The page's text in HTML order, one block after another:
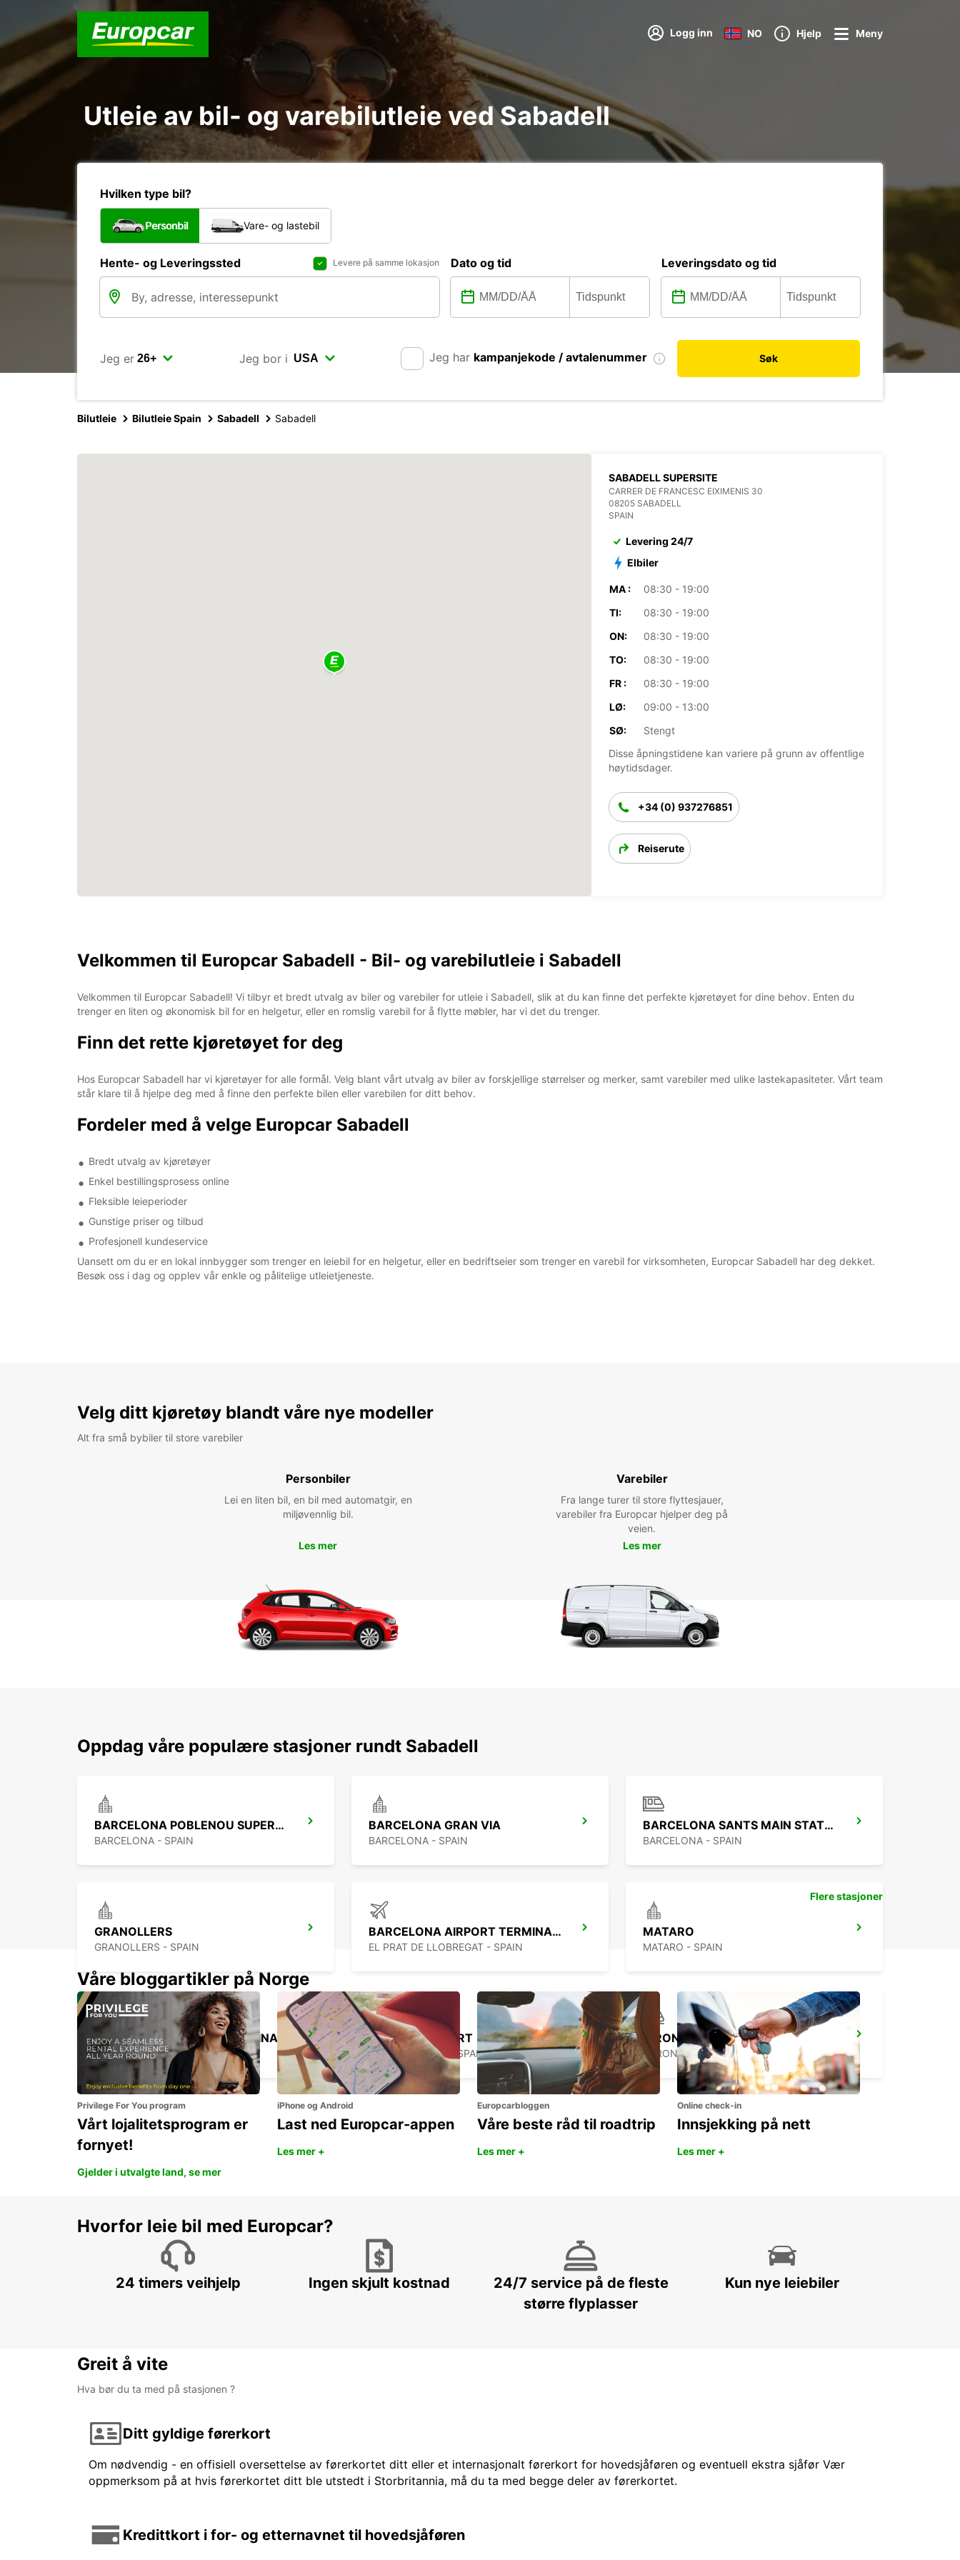
Logg inn NO Hjelp Meny
Utleie av bil- og varebilutleie ved Sabadell
Hvilken type bil?
Personbil Vare- og lastebil
Hente- og Leveringssted Levere på samme lokasjon Dato og tid Leveringsdato og tid
Jeg er Jeg bor i Jeg har kampanjekode / avtalenummer Søk
Bilutleie Bilutleie Spain Sabadell Sabadell
SABADELL SUPERSITE
CARRER DE FRANCESC EIXIMENIS 30
08205 SABADELL
SPAIN
Levering 24/7
Elbiler
MA :
08:30 - 19:00
TI:
08:30 - 19:00
ON:
08:30 - 19:00
TO:
08:30 - 19:00
FR :
08:30 - 19:00
LØ:
09:00 - 13:00
SØ:
Stengt
Disse åpningstidene kan variere på grunn av offentlige
høytidsdager.
+34 (0) 937276851
Reiserute
Velkommen til Europcar Sabadell - Bil- og varebilutleie i Sabadell
Velkommen til Europcar Sabadell! Vi tilbyr et bredt utvalg av biler og varebiler for utleie i Sabadell, slik at du kan finne det perfekte kjøretøyet for dine behov. Enten du
trenger en liten og økonomisk bil for en helgetur, eller en romslig varebil for å flytte møbler, har vi det du trenger.
Finn det rette kjøretøyet for deg
Hos Europcar Sabadell har vi kjøretøyer for alle formål. Velg blant vårt utvalg av biler av forskjellige størrelser og merker, samt varebiler med ulike lastekapasiteter. Vårt team
står klare til å hjelpe deg med å finne den perfekte bilen eller varebilen for ditt behov.
Fordeler med å velge Europcar Sabadell
Bredt utvalg av kjøretøyer
Enkel bestillingsprosess online
Fleksible leieperioder
Gunstige priser og tilbud
Profesjonell kundeservice
Uansett om du er en lokal innbygger som trenger en leiebil for en helgetur, eller en bedriftseier som trenger en varebil for virksomheten, Europcar Sabadell har deg dekket.
Besøk oss i dag og opplev vår enkle og pålitelige utleietjeneste.
Velg ditt kjøretøy blandt våre nye modeller
Alt fra små bybiler til store varebiler
Personbiler
Lei en liten bil, en bil med automatgir, en
miljøvennlig bil.
Les mer
Varebiler
Fra lange turer til store flyttesjauer,
varebiler fra Europcar hjelper deg på
veien.
Les mer
Oppdag våre populære stasjoner rundt Sabadell
BARCELONA POBLENOU SUPERSITE
BARCELONA - SPAIN
BARCELONA GRAN VIA
BARCELONA - SPAIN
BARCELONA SANTS MAIN STATION
BARCELONA - SPAIN
GRANOLLERS
GRANOLLERS - SPAIN
BARCELONA AIRPORT TERMINAL 2
EL PRAT DE LLOBREGAT - SPAIN
MATARO
MATARO - SPAIN
EL PRAT DE LLOBREGAT - SPAIN
GERONA AIRPORT
VILOBÍ D'ONYAR - SPAIN
GIRONA MAIN STATION
GERONA - SPAIN
Flere stasjoner
Våre bloggartikler på Norge
Privilege For You program
Vårt lojalitetsprogram er
fornyet!
Gjelder i utvalgte land, se mer
iPhone og Android
Last ned Europcar-appen
Les mer +
Europcarbloggen
Våre beste råd til roadtrip
Les mer +
Online check-in
Innsjekking på nett
Les mer +
Hvorfor leie bil med Europcar?
24 timers veihjelp Ingen skjult kostnad
24/7 service på de fleste
større flyplasser
Kun nye leiebiler
Greit å vite
Hva bør du ta med på stasjonen ?
Ditt gyldige førerkort
Om nødvendig - en offisiell oversettelse av førerkortet ditt eller et internasjonalt førerkort for hovedsjåføren og eventuell ekstra sjåfør Vær
oppmerksom på at hvis førerkortet ditt ble utstedt i Storbritannia, må du ta med begge deler av førerkortet.
Kredittkort i for- og etternavnet til hovedsjåføren